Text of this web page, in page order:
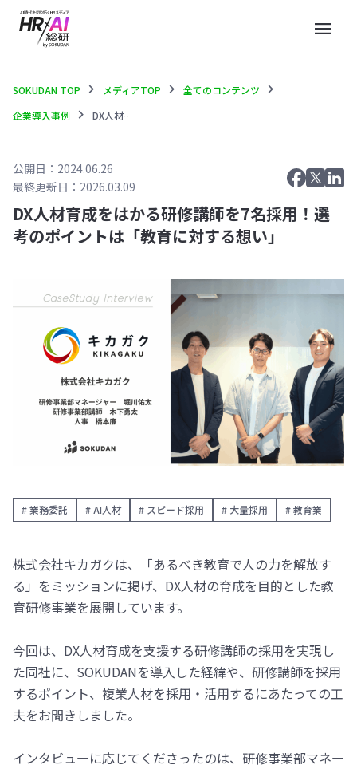
menu
SOKUDAN TOP chevron_right メディアTOP chevron_right 全てのコンテンツ chevron_right
企業導入事例 chevron_right DX人材育成をはかる研修講師を7名採用！選考のポイントは「教育に対する想い」
公開日：2024.06.26
最終更新日：2026.03.09
DX人材育成をはかる研修講師を7名採用！選
考のポイントは「教育に対する想い」
# 業務委託 # AI人材 # スピード採用 # 大量採用 # 教育業
株式会社キカガクは、「あるべき教育で人の力を解放す
る」をミッションに掲げ、DX人材の育成を目的とした教
育研修事業を展開しています。
今回は、DX人材育成を支援する研修講師の採用を実現し
た同社に、SOKUDANを導入した経緯や、研修講師を採用
するポイント、複業人材を採用・活用するにあたっての工
夫をお聞きしました。
インタビューに応じてくださったのは、研修事業部マネー